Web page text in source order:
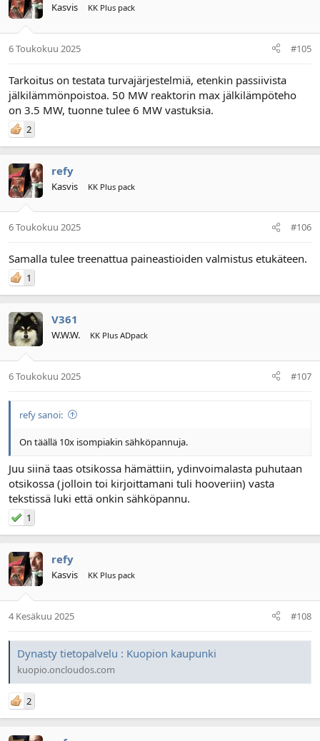
Kasvis KK Plus pack
6 Toukokuu 2025 #105
Tarkoitus on testata turvajärjestelmiä, etenkin passiivista
jälkilämmönpoistoa. 50 MW reaktorin max jälkilämpöteho
on 3.5 MW, tuonne tulee 6 MW vastuksia.
2
refy
Kasvis KK Plus pack
6 Toukokuu 2025 #106
Samalla tulee treenattua paineastioiden valmistus etukäteen.
1
V361
W.W.W. KK Plus ADpack
6 Toukokuu 2025 #107
refy sanoi:
On täällä 10x isompiakin sähköpannuja.
Juu siinä taas otsikossa hämättiin, ydinvoimalasta puhutaan
otsikossa (jolloin toi kirjoittamani tuli hooveriin) vasta
tekstissä luki että onkin sähköpannu.
1
refy
Kasvis KK Plus pack
4 Kesäkuu 2025 #108
Dynasty tietopalvelu : Kuopion kaupunki
kuopio.oncloudos.com
2